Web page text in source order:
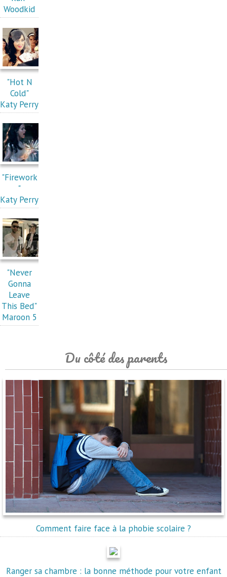
Woodkid
"Hot N
Cold"
Katy Perry
"Firework
"
Katy Perry
"Never
Gonna
Leave
This Bed"
Maroon 5
Du côté des parents
Comment faire face à la phobie scolaire ?
Ranger sa chambre : la bonne méthode pour votre enfant